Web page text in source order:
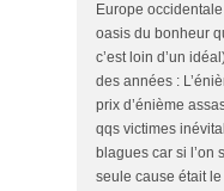
Europe
oasis du bonheur
c’est loin d’un
des années :
prix d’énième
qqs victimes
blagues car si l’on
seule cause était